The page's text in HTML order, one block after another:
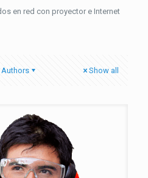
en red con proyector e Internet
Authors Show all